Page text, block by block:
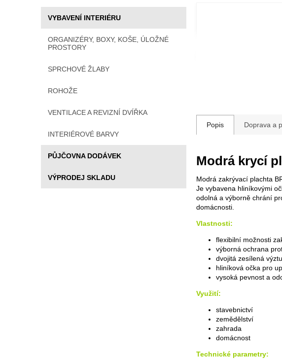
VYBAVENÍ INTERIÉRU
ORGANIZÉRY, BOXY, KOŠE, ÚLOŽNÉ
PROSTORY
SPRCHOVÉ ŽLABY
ROHOŽE
VENTILACE A REVIZNÍ DVÍŘKA
INTERIÉROVÉ BARVY
PŮJČOVNA DODÁVEK
VÝPRODEJ SKLADU
Popis Doprava a
Modrá krycí
Modrá zakrývací plachta
Je vybavena hliníkovými
odolná a výborně chrání
domácnosti.
Vlastnosti:
flexibilní možnosti
výborná ochrana
dvojitá zesílená
hliníková očka pro
vysoká pevnost a
Využití:
stavebnictví
zemědělství
zahrada
domácnost
Technické parametry: